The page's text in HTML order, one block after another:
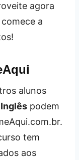
agora
a
alunos
Inglês podem
tem
aos